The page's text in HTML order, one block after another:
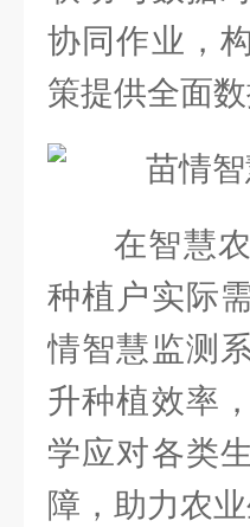
协同作业，
策提供全面数
在智慧
种植户实际
情智慧监测
升种植效率
学应对各类
障，助力农